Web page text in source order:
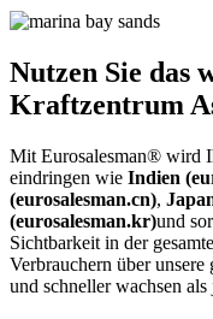
Nutzen Sie das
Kraftzentrum
Mit Eurosalesman® wird
eindringen wie Indien
(eurosalesman.cn),
(eurosalesman.kr)und
Sichtbarkeit in der
Verbrauchern über unsere
und schneller wachsen als